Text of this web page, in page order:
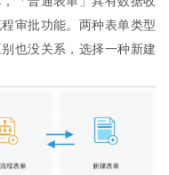
审批功能。两种表单类型
也没关系，选择一种新建